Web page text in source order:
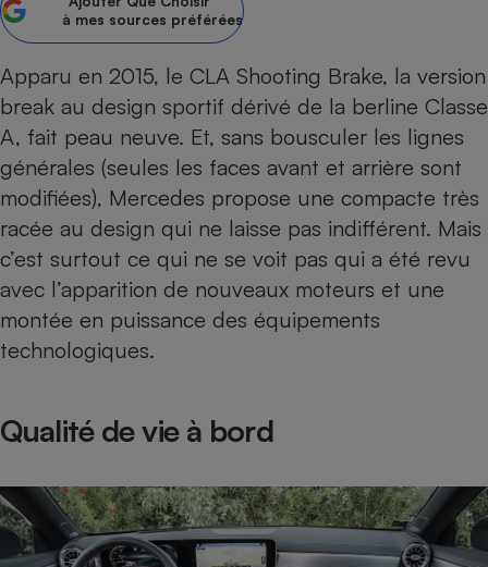
à mes sources préférées
Apparu en 2015, le CLA Shooting Brake, la version
break au design sportif dérivé de la berline Classe
A, fait peau neuve. Et, sans bousculer les lignes
générales (seules les faces avant et arrière sont
modifiées), Mercedes propose une compacte très
racée au design qui ne laisse pas indifférent. Mais
c’est surtout ce qui ne se voit pas qui a été revu
avec l’apparition de nouveaux moteurs et une
montée en puissance des équipements
technologiques.
Qualité de vie à bord
alimentaire
bouteille
Assurance emprunteur
Banque
Lave-linge
Plaque de cuisson à
induction
Téléviseur
Téléphone mobile -
Smartphone
Matelas
Mutuelle
Antimoustique